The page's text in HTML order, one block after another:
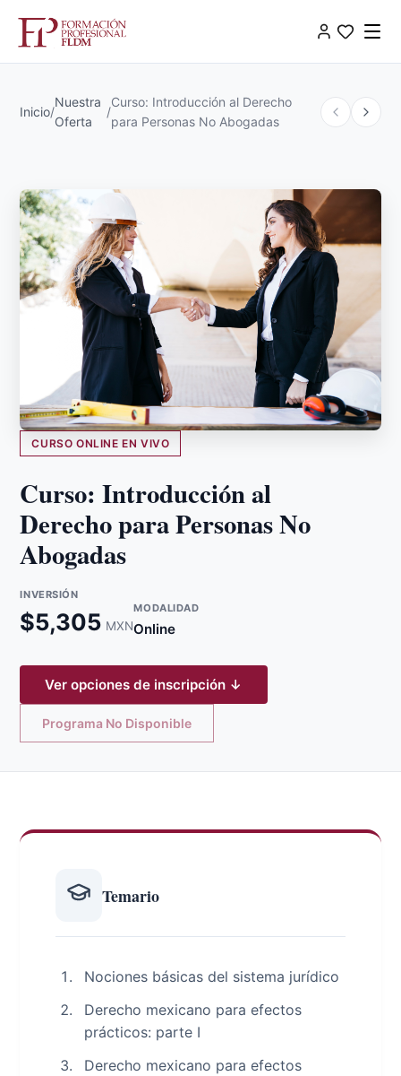
Inicio/
Nuestra
Oferta
/
Curso: Introducción al Derecho
para Personas No Abogadas
CURSO ONLINE EN VIVO
Curso: Introducción al
Derecho para Personas No
Abogadas
INVERSIÓN
$5,305 MXN
MODALIDAD
Online
Ver opciones de inscripción ↓
Programa No Disponible
Temario
Nociones básicas del sistema jurídico
Derecho mexicano para efectos
prácticos: parte I
Derecho mexicano para efectos